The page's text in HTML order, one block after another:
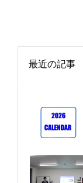
最近の記事